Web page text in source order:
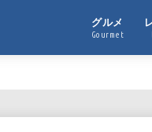
グルメ
Gourmet